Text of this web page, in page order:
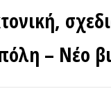
Με